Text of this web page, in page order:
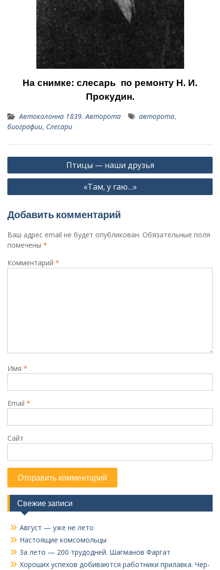
На снимке: слесарь по ре­монту Н. И.
Прокудин.
Автоколонна 1839. Авторота авторота,
биографии, Слесари
Навигация
по
Птицы — наши друзья
«Там, у гаю…»
Добавить комментарий
Ваш адрес email не будет опубликован. Обязательные поля
помечены *
Комментарий *
Имя *
Email *
Сайт
Свежие записи
Август — уже не лето
Настоящие комсомольцы
За лето — 200 трудодней. Шагманов Фаргат
Хороших успехов добиваются работники прилавка. Чер­